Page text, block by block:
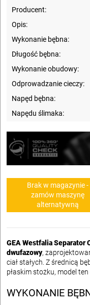
Producent:
Opis:
Wykonanie bębna:
Długość bębna:
Wykonanie obudowy:
Odprowadzanie cieczy:
Napęd bębna:
Napędu ślimaka:
Brak w magazynie -
zamów maszynę
alternatywną
GEA Westfalia Separator
dwufazowy,
ciał stałych. Z średnicą
płaskim stożku, model
WYKONANIE